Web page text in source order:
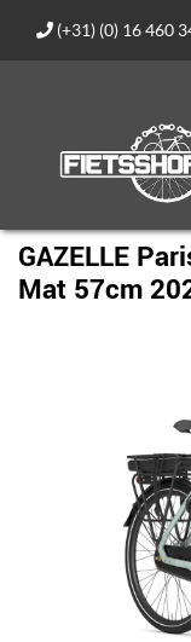
(+31) (0) 16 460
GAZELLE
Mat 57cm